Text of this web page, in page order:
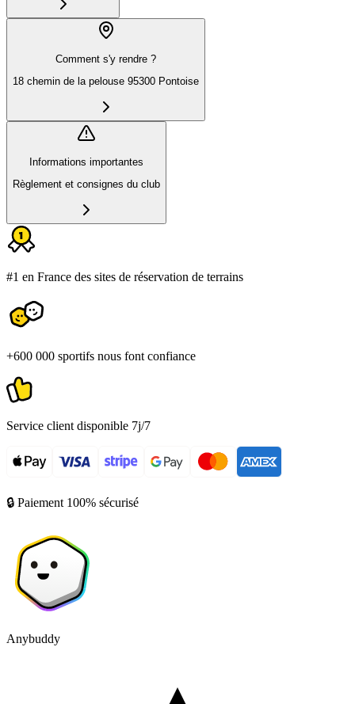
Comment s'y rendre ?
18 chemin de la pelouse 95300 Pontoise
Informations importantes
Règlement et consignes du club
#1 en France des sites de réservation de terrains
+600 000 sportifs nous font confiance
Service client disponible 7j/7
🔒 Paiement 100% sécurisé
Anybuddy